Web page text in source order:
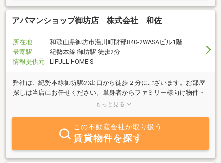
アパマンショップ御坊店 株式会社 和佐
所在地
和歌山県御坊市湯川町財部840-2WASAビル1階
最寄駅
紀勢本線 御坊駅 徒歩2分
情報提供元
LIFULL HOME'S
弊社は、紀勢本線御坊駅の出口から徒歩２分にございます。お部屋
探しは当店にお任せください。単身者からファミリー様向け物件・
戸建て・テナントまで、豊富な情報を揃え、皆様のご来店をお待ち
もっと見る
この不動産会社が取り扱う
賃貸物件を探す